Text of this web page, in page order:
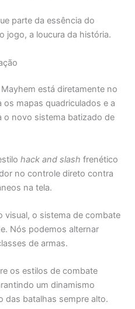
parte da essência do
jogo, a loucura da história.
está diretamente no
os mapas quadriculados e a
o novo sistema batizado de
hack and slash frenético
no controle direto contra
na tela.
visual, o sistema de combate
Nós podemos alternar
de armas.
os estilos de combate
um dinamismo
das batalhas sempre alto.